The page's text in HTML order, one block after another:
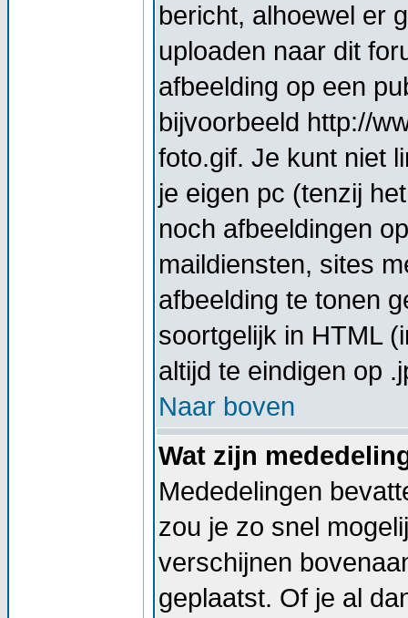
bericht, alhoewel er
uploaden naar dit
afbeelding op een
bijvoorbeeld http://
foto.gif. Je kunt niet
je eigen pc (tenzij
noch afbeeldingen
maildiensten, sites
afbeelding te tonen
soortgelijk in HTML
altijd te eindigen op
Naar boven
Wat zijn
Mededelingen
zou je zo snel
verschijnen
geplaatst. Of je al